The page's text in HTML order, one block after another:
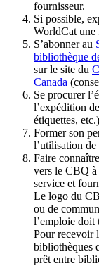
fournisseur.
Si possible,
WorldCat une
S’abonner au
bibliothèque
sur le site du
Canada
Se procurer
l’expédition
étiquettes,
Former son
l’utilisation
Faire
vers le CBQ à
service et
Le logo du
ou de
l’emploie doit
Pour recevoir
bibliothèques
prêt entre